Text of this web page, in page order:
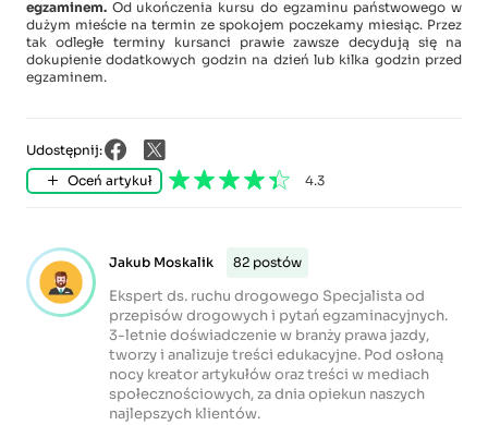
egzaminem. Od ukończenia kursu do egzaminu państwowego w
dużym mieście na termin ze spokojem poczekamy miesiąc. Przez
tak odległe terminy kursanci prawie zawsze decydują się na
dokupienie dodatkowych godzin na dzień lub kilka godzin przed
egzaminem.
Udostępnij:
Oceń artykuł
4.3
Jakub Moskalik 82 postów
Ekspert ds. ruchu drogowego Specjalista od
przepisów drogowych i pytań egzaminacyjnych.
3-letnie doświadczenie w branży prawa jazdy,
tworzy i analizuje treści edukacyjne. Pod osłoną
nocy kreator artykułów oraz treści w mediach
społecznościowych, za dnia opiekun naszych
najlepszych klientów.